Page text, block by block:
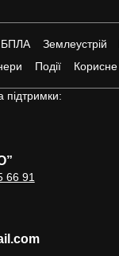
БПЛА Землеустрій
Події Корисне
підтримки:
66 91